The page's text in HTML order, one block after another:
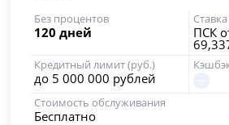
Без процентов
120 дней ПСК
Кредитный лимит (руб.)
до 5 000 000 рублей
Стоимость обслуживания
Бесплатно